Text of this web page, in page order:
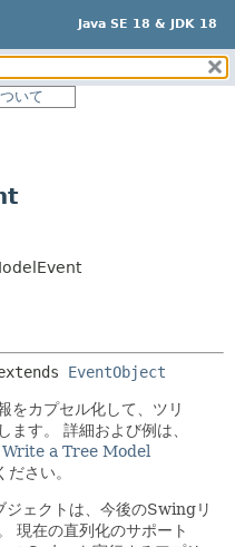
Java SE 18 & JDK 18
マリー:
ネスト済
メソッド
いて
EventObject
をカプセル化して、ツリ
ます。
詳細および例は、
a Tree Model
さい。
ジェクトは、今後のSwingリ
現在の直列化のサポート